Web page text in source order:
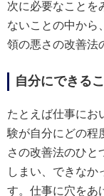
次に必要なことを
ないことの中から
領の悪さの改善法
自分にできる
たとえば仕事にお
験が自分にどの程
さの改善法のひと
しまい、できなか
す。仕事に穴をあ